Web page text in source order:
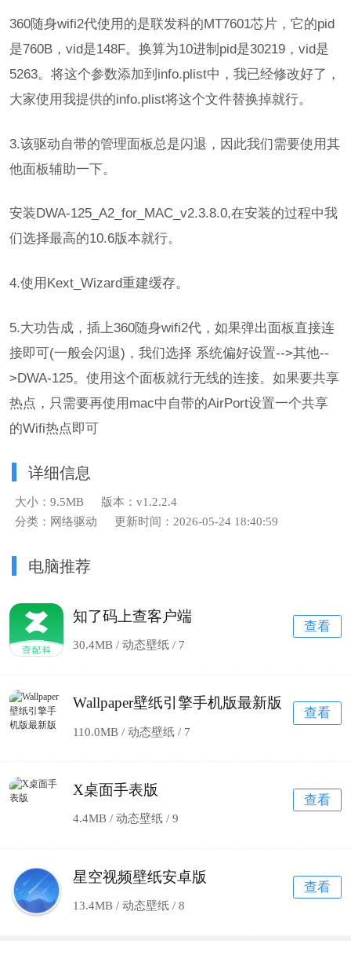
360随身wifi2代使用的是联发科的MT7601芯片，它的pid
是760B，vid是148F。换算为10进制pid是30219，vid是
5263。将这个参数添加到info.plist中，我已经修改好了，
大家使用我提供的info.plist将这个文件替换掉就行。
3.该驱动自带的管理面板总是闪退，因此我们需要使用其
他面板辅助一下。
安装DWA-125_A2_for_MAC_v2.3.8.0,在安装的过程中我
们选择最高的10.6版本就行。
4.使用Kext_Wizard重建缓存。
5.大功告成，插上360随身wifi2代，如果弹出面板直接连
接即可(一般会闪退)，我们选择 系统偏好设置-->其他--
>DWA-125。使用这个面板就行无线的连接。如果要共享
热点，只需要再使用mac中自带的AirPort设置一个共享
的Wifi热点即可
详细信息
大小：9.5MB
版本：v1.2.2.4
分类：网络驱动
更新时间：2026-05-24 18:40:59
电脑推荐
知了码上查客户端
30.4MB / 动态壁纸 / 7
查看
Wallpaper壁纸引擎手机版最新版
110.0MB / 动态壁纸 / 7
查看
X桌面手表版
4.4MB / 动态壁纸 /9
查看
星空视频壁纸安卓版
13.4MB / 动态壁纸 /8
查看